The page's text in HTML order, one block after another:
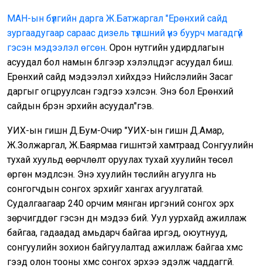
МАН-ын бүлгийн дарга Ж.Батжаргал "Ерөнхий сайд
зургаадугаар сараас дизель түлшний үнэ буурч магадгүй
гэсэн мэдээлэл өгсөн. Орон нутгийн удирдлагын
асуудал бол намын бүлгээр хэлэлцдэг асуудал биш.
Ерөнхий сайд мэдээлэл хийхдээ Нийслэлийн Засаг
даргыг огцруулсан гэдгээ хэлсэн. Энэ бол Ерөнхий
сайдын бүрэн эрхийн асуудал"гэв.
УИХ-ын гишүүн Д.Бум-Очир "УИХ-ын гишүүн Д.Амар,
Ж.Золжаргал, Ж.Баярмаа гишүүнтэй хамтраад Сонгуулийн
тухай хуульд өөрчлөлт оруулах тухай хуулийн төсөл
өргөн мэдүүлсэн. Энэ хуулийн төслийн агуулга нь
сонгогчдын сонгох эрхийг хангах агуулгатай.
Судалгаагаар 240 орчим мянган иргэний сонгох эрх
зөрчигддөг гэсэн дүн мэдээ бий. Уул уурхайд ажиллаж
байгаа, гадаадад амьдарч байгаа иргэд, оюутнууд,
сонгуулийн зохион байгуулалтад ажиллаж байгаа хүмүүс
гээд олон тооны хүмүүс сонгох эрхээ эдэлж чаддаггүй.